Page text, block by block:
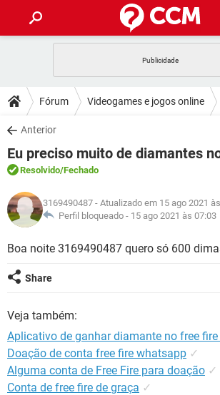
CELULAR FACEBOOK
OUTLOOK
INSTAGRAM GMAIL
GUIA DE COMPRAS
DICAS
JOGOS WHATSAPP
OUTLOOK
INSTAGRAM
GUIA DE COMPRAS
DOWNLOADS
JOGOS WHATSAPP
CELULAR
OUTLOOK EXCEL
INSTAGRAM
GUIA DE COMPRAS
FÓRUM
JOGOS
CELULAR FACEBOOK
GLOSSÁRIO
JOGOS
CELULAR FACEBOOK
OUTLOOK
GUIA DE COMPRAS
Fórum Videogames e jogos online
Anterior
Eu preciso muito de diamantes
Resolvido/Fechado
3169490487 - Atualizado em 15 ago 2021
Perfil bloqueado - 15 ago 2021 às 07:03
Boa noite 3169490487 quero só 600
Share
Veja também:
Aplicativo de ganhar diamante no free fire
Doação de conta free fire whatsapp ✓
Alguma conta de Free Fire para doação ✓
Conta de free fire de graça ✓